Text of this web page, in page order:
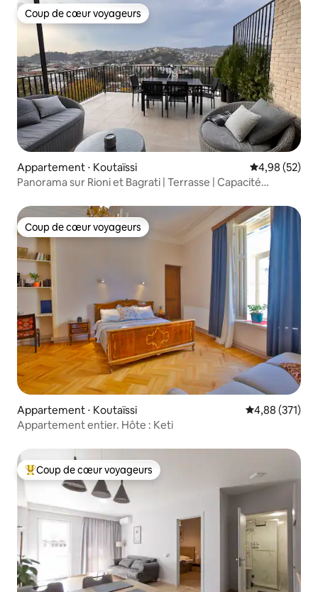
Coup de cœur voyageurs
Coup de cœur voyageurs
Appartement ⋅ Koutaïssi Évaluation
4,98 (52)
Panorama sur Rioni et Bagrati | Terrasse | Capacité
Coup de cœur voyageurs
Coup de cœur voyageurs
Appartement ⋅ Koutaïssi Évaluation
4,88 (371)
Appartement entier. Hôte : Keti
Coups de cœur voyageurs les plus appréciés
Coup de cœur voyageurs